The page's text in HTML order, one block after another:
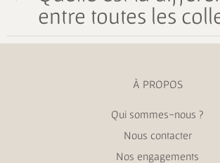
entre toutes les
À PROPOS
Qui sommes-nous ?
Nous contacter
Nos engagements